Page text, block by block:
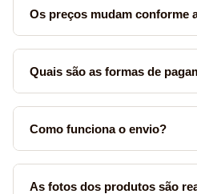
Os preços mudam conforme
Quais são as formas de
Como funciona o envio?
As fotos dos produtos são